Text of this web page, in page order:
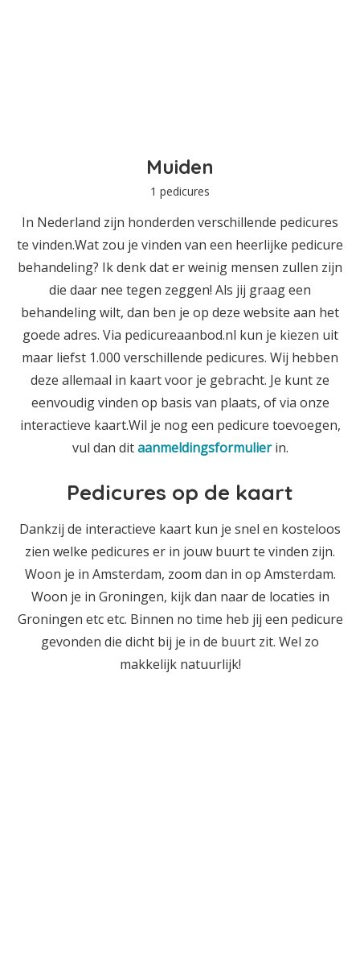
Muiden
1 pedicures
In Nederland zijn honderden verschillende pedicures
te vinden.Wat zou je vinden van een heerlijke pedicure
behandeling? Ik denk dat er weinig mensen zullen zijn
die daar nee tegen zeggen! Als jij graag een
behandeling wilt, dan ben je op deze website aan het
goede adres. Via pedicureaanbod.nl kun je kiezen uit
maar liefst 1.000 verschillende pedicures. Wij hebben
deze allemaal in kaart voor je gebracht. Je kunt ze
eenvoudig vinden op basis van plaats, of via onze
interactieve kaart.Wil je nog een pedicure toevoegen,
vul dan ditaanmeldingsformulierin.
Pedicures op de kaart
Dankzij de interactieve kaart kun je snel en kosteloos
zien welke pedicures er in jouw buurt te vinden zijn.
Woon je in Amsterdam, zoom dan in op Amsterdam.
Woon je in Groningen, kijk dan naar de locaties in
Groningen etc etc. Binnen no time heb jij een pedicure
gevonden die dicht bij je in de buurt zit. Wel zo
makkelijk natuurlijk!